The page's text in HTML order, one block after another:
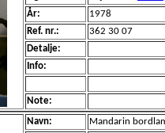
År:
1978
Ref. nr.:
362 30 07
Detalje:
Info:
Note:
Navn:
Mandarin